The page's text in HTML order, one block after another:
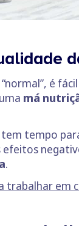
é
má
tempo
.
trabalhar em